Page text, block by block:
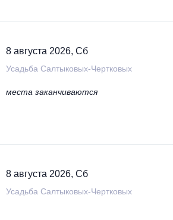
8 августа 2026, Сб
Усадьба Салтыковых-Чертковых
места заканчиваются
8 августа 2026, Сб
Усадьба Салтыковых-Чертковых